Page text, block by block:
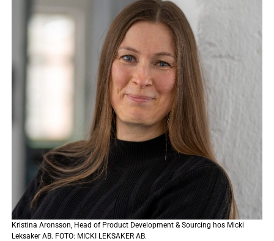
Kristina Aronsson, Head of Product Development & Sourcing hos Micki
Leksaker AB. FOTO: MICKI LEKSAKER AB.